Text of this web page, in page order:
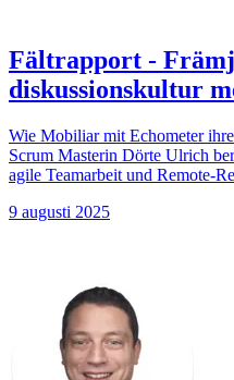
Fältrapport -
diskussionskultur
Wie Mobiliar mit Echometer
Scrum Masterin Dörte Ulrich
agile Teamarbeit und Remote-
9 augusti 2025